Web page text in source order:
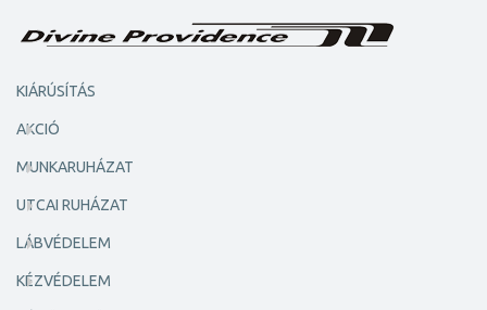
KIÁRÚSÍTÁS
AKCIÓ
MUNKARUHÁZAT
UTCAI RUHÁZAT
LÁBVÉDELEM
KÉZVÉDELEM